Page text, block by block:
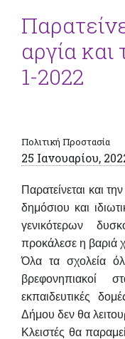
αργία και
1-2022
Πολιτική Προστασία
25 Ιανουαρίου,
Παρατείνεται και
δημόσιου και
γενικότερων
προκάλεσε η βαριά
Όλα τα σχολεία
εκπαιδευτικές
Δήμου δεν θα
Κλειστές θα